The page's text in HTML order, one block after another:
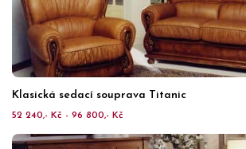
Klasická sedací souprava Titanic
52 240,- Kč - 96 800,- Kč